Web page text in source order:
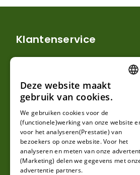
Klantenservice
Contact
Over ons
Deze website maakt
gebruik van cookies.
We gebruiken cookies voor de
(functionele)werking van onze website
voor het analyseren(Prestatie) van
bezoekers op onze website. Voor het
analyseren en meten van onze
(Marketing) delen we gegevens met
advertentie partners.